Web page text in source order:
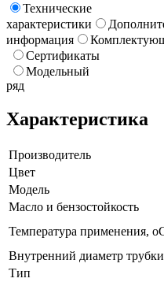
Технические
характеристики
информация
Сертификаты
Модельный
ряд
Характеристика
Производитель
Цвет
Модель
Масло и бензостойкость
Температура применения,
Внутренний диаметр трубки
Тип